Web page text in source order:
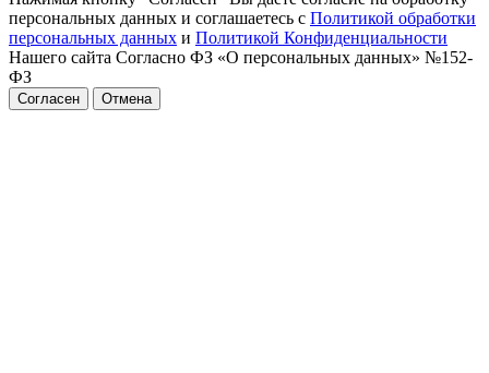
персональных данных и соглашаетесь с Политикой обработки
персональных данных и Политикой Конфиденциальности
Нашего сайта Согласно ФЗ «О персональных данных» №152-
ФЗ
Согласен Отмена